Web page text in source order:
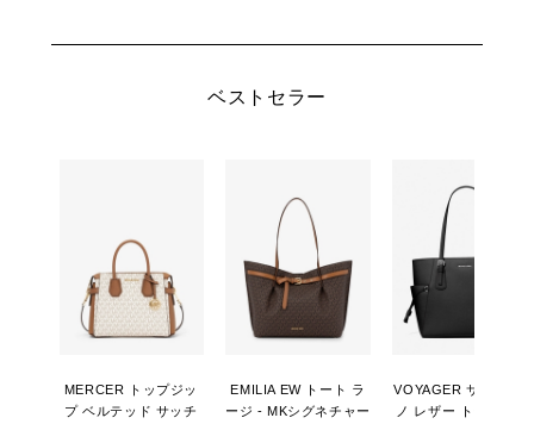
ベストセラー
MERCER トップジッ
プ ベルテッド サッチ
EMILIA EW トート ラ
ージ - MKシグネチャー
VOYAGER サフィア
ノ レザー トート ラー